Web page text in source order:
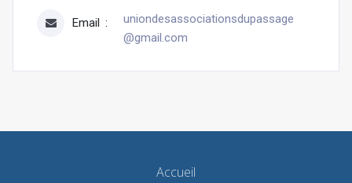
Email
uniondesassociationsdupassage
@gmail.com
Accueil